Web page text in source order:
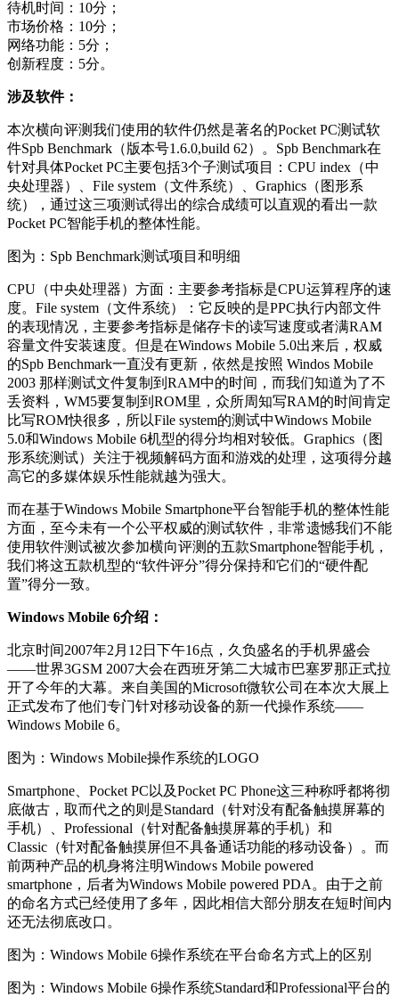
待机时间：10分；
市场价格：10分；
网络功能：5分；
创新程度：5分。
涉及软件：
本次横向评测我们使用的软件仍然是著名的Pocket PC测试软
件Spb Benchmark（版本号1.6.0,build 62）。Spb Benchmark在
针对具体Pocket PC主要包括3个子测试项目：CPU index（中
央处理器）、File system（文件系统）、Graphics（图形系
统），通过这三项测试得出的综合成绩可以直观的看出一款
Pocket PC智能手机的整体性能。
图为：Spb Benchmark测试项目和明细
CPU（中央处理器）方面：主要参考指标是CPU运算程序的速
度。File system（文件系统）：它反映的是PPC执行内部文件
的表现情况，主要参考指标是储存卡的读写速度或者满RAM
容量文件安装速度。但是在Windows Mobile 5.0出来后，权威
的Spb Benchmark一直没有更新，依然是按照 Windos Mobile
2003 那样测试文件复制到RAM中的时间，而我们知道为了不
丢资料，WM5要复制到ROM里，众所周知写RAM的时间肯定
比写ROM快很多，所以File system的测试中Windows Mobile
5.0和Windows Mobile 6机型的得分均相对较低。Graphics（图
形系统测试）关注于视频解码方面和游戏的处理，这项得分越
高它的多媒体娱乐性能就越为强大。
而在基于Windows Mobile Smartphone平台智能手机的整体性能
方面，至今未有一个公平权威的测试软件，非常遗憾我们不能
使用软件测试被次参加横向评测的五款Smartphone智能手机，
我们将这五款机型的“软件评分”得分保持和它们的“硬件配
置”得分一致。
Windows Mobile 6介绍：
北京时间2007年2月12日下午16点，久负盛名的手机界盛会
——世界3GSM 2007大会在西班牙第二大城市巴塞罗那正式拉
开了今年的大幕。来自美国的Microsoft微软公司在本次大展上
正式发布了他们专门针对移动设备的新一代操作系统——
Windows Mobile 6。
图为：Windows Mobile操作系统的LOGO
Smartphone、Pocket PC以及Pocket PC Phone这三种称呼都将彻
底做古，取而代之的则是Standard（针对没有配备触摸屏幕的
手机）、Professional（针对配备触摸屏幕的手机）和
Classic（针对配备触摸屏但不具备通话功能的移动设备）。而
前两种产品的机身将注明Windows Mobile powered
smartphone，后者为Windows Mobile powered PDA。由于之前
的命名方式已经使用了多年，因此相信大部分朋友在短时间内
还无法彻底改口。
图为：Windows Mobile 6操作系统在平台命名方式上的区别
图为：Windows Mobile 6操作系统Standard和Professional平台的